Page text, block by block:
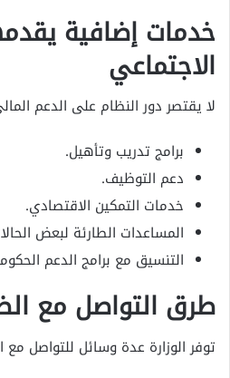
خدمات إضافية
الاجتماعي
لا يقتصر دور النظام على الدعم
برامج تدريب وتأهيل.
دعم التوظيف.
خدمات التمكين الاقتصادي.
المساعدات الطارئة لبعض
التنسيق مع برامج الدعم
طرق التواصل مع
توفر الوزارة عدة وسائل للتواصل